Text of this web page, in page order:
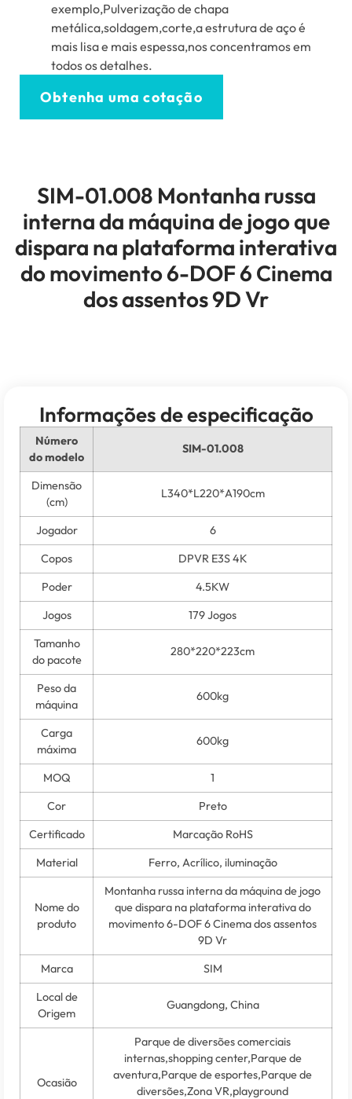
exemplo,Pulverização de chapa
metálica,soldagem,corte,a estrutura de aço é
mais lisa e mais espessa,nos concentramos em
todos os detalhes.
Obtenha uma cotação
SIM-01.008 Montanha russa
interna da máquina de jogo que
dispara na plataforma interativa
do movimento 6-DOF 6 Cinema
dos assentos 9D Vr
Informações de especificação
Número
do modelo
SIM-01.008
Dimensão
(cm)
L340*L220*A190cm
Jogador
6
Copos
DPVR E3S 4K
Poder
4.5KW
Jogos
179 Jogos
Tamanho
do pacote
280*220*223cm
Peso da
máquina
600kg
Carga
máxima
600kg
MOQ
1
Cor
Preto
Certificado
Marcação RoHS
Material
Ferro, Acrílico, iluminação
Nome do
produto
Montanha russa interna da máquina de jogo
que dispara na plataforma interativa do
movimento 6-DOF 6 Cinema dos assentos
9D Vr
Marca
SIM
Local de
Origem
Guangdong, China
Ocasião
Parque de diversões comerciais
internas,shopping center,Parque de
aventura,Parque de esportes,Parque de
diversões,Zona VR,playground